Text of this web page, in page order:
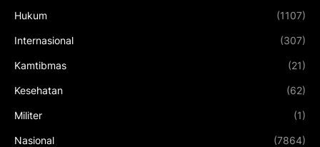
Hukum (1107)
Internasional (307)
Kamtibmas (21)
Kesehatan (62)
Militer (1)
Nasional (7864)